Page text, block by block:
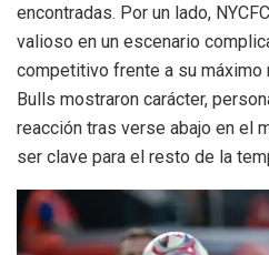
encontradas. Por un lado,
valioso en un escenario
competitivo frente a su máximo
Bulls mostraron carácter,
reacción tras verse abajo en el
ser clave para el resto de la